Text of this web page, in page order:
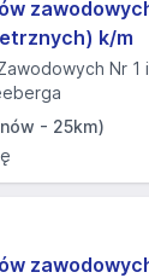
k/m
Nr 1
- 25km)